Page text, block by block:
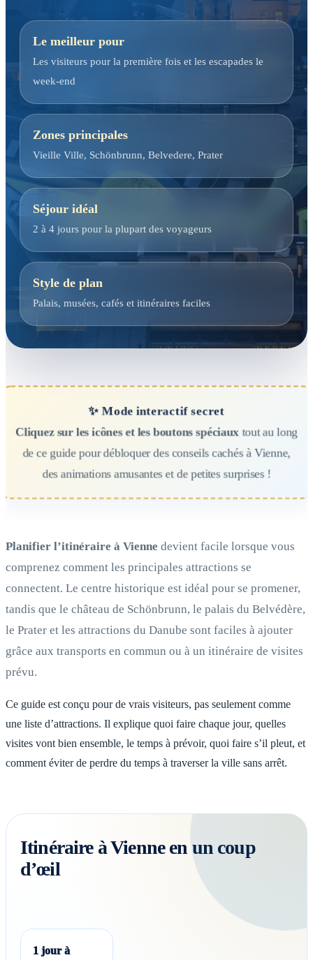
Le meilleur pour
Les visiteurs pour la première fois et les escapades le
week-end
Zones principales
Vieille Ville, Schönbrunn, Belvedere, Prater
Séjour idéal
2 à 4 jours pour la plupart des voyageurs
Style de plan
Palais, musées, cafés et itinéraires faciles
✨ Mode interactif secret
Cliquez sur les icônes et les boutons spéciaux tout au long
de ce guide pour débloquer des conseils cachés à Vienne,
des animations amusantes et de petites surprises !
Planifier l’itinéraire à Vienne devient facile lorsque vous
comprenez comment les principales attractions se
connectent. Le centre historique est idéal pour se promener,
tandis que le château de Schönbrunn, le palais du Belvédère,
le Prater et les attractions du Danube sont faciles à ajouter
grâce aux transports en commun ou à un itinéraire de visites
prévu.
Ce guide est conçu pour de vrais visiteurs, pas seulement comme
une liste d’attractions. Il explique quoi faire chaque jour, quelles
visites vont bien ensemble, le temps à prévoir, quoi faire s’il pleut, et
comment éviter de perdre du temps à traverser la ville sans arrêt.
Itinéraire à Vienne en un coup
d’œil
1 jour à